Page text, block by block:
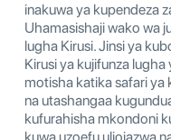
inakuwa ya kupendeza
Uhamasishaji wako wa
lugha Kirusi. Jinsi ya
Kirusi ya kujifunza
motisha katika safari ya
na utashangaa
kufurahisha mkondoni